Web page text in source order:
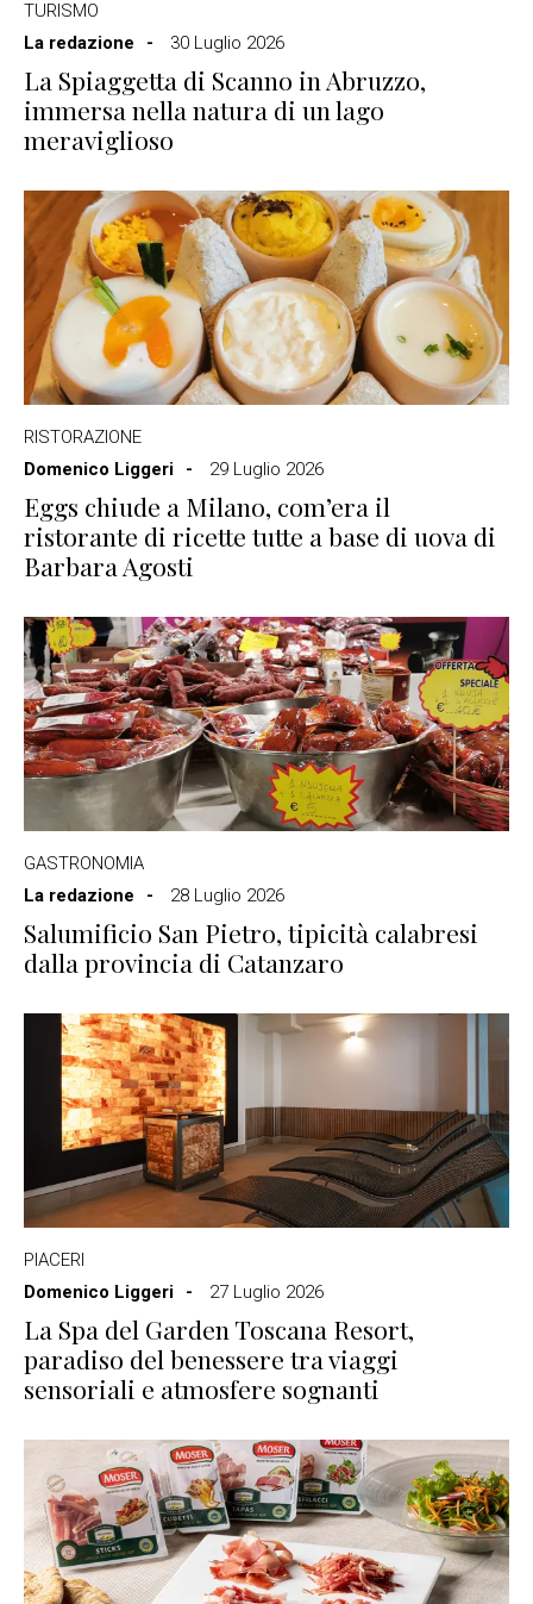
TURISMO
La redazione
30 Luglio 2026
La Spiaggetta di Scanno in Abruzzo,
immersa nella natura di un lago
meraviglioso
RISTORAZIONE
Domenico Liggeri
29 Luglio 2026
Eggs chiude a Milano, com’era il
ristorante di ricette tutte a base di uova di
Barbara Agosti
GASTRONOMIA
La redazione
28 Luglio 2026
Salumificio San Pietro, tipicità calabresi
dalla provincia di Catanzaro
PIACERI
Domenico Liggeri
27 Luglio 2026
La Spa del Garden Toscana Resort,
paradiso del benessere tra viaggi
sensoriali e atmosfere sognanti